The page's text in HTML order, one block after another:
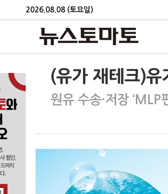
2026.08.08 (토요일)
(유가 재테크)유
원유 수송·저장 ‘MLP